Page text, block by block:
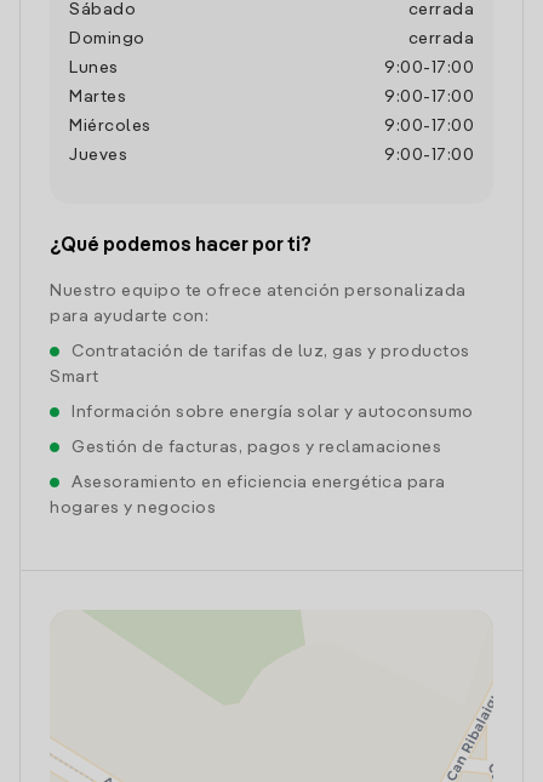
Sábado
cerrada
Domingo
cerrada
Lunes
9:00- 17:00
Martes
9:00- 17:00
Miércoles
9:00- 17:00
Jueves
9:00- 17:00
¿Qué podemos hacer por ti?
Nuestro equipo te ofrece atención personalizada
para ayudarte con:
Contratación de tarifas de luz, gas y productos
Smart
Información sobre energía solar y autoconsumo
Gestión de facturas, pagos y reclamaciones
Asesoramiento en eficiencia energética para
hogares y negocios